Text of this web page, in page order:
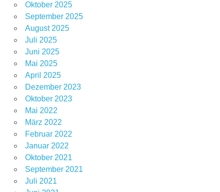
Oktober 2025
September 2025
August 2025
Juli 2025
Juni 2025
Mai 2025
April 2025
Dezember 2023
Oktober 2023
Mai 2022
März 2022
Februar 2022
Januar 2022
Oktober 2021
September 2021
Juli 2021